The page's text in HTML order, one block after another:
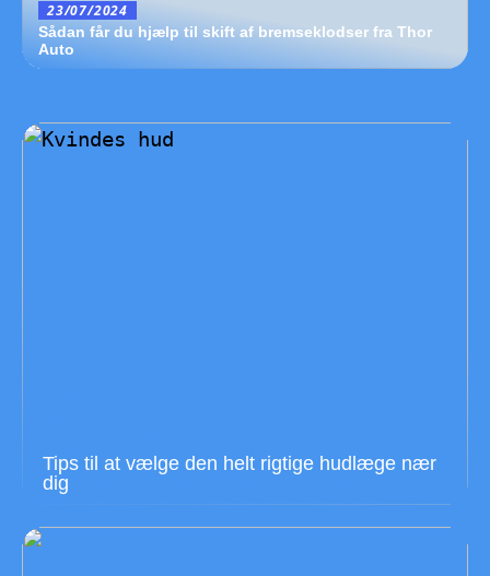
23/07/2024
Sådan får du hjælp til skift af bremseklodser fra Thor
Auto
Tips til at vælge den helt rigtige hudlæge nær
dig